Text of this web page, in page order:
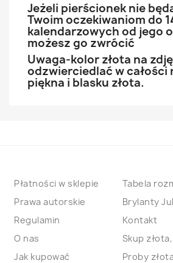
Jeżeli pierścionek nie
Twoim oczekiwaniom do
kalendarzowych od jego
możesz go zwrócić
Uwaga-kolor złota na
odzwierciedlać w całości
piękna i blasku złota.
Płatności w sklepie
Prawa autorskie
Regulamin
O nas
Jak kupować
Tabela
Brylanty
Kontakt
Skup
Proby